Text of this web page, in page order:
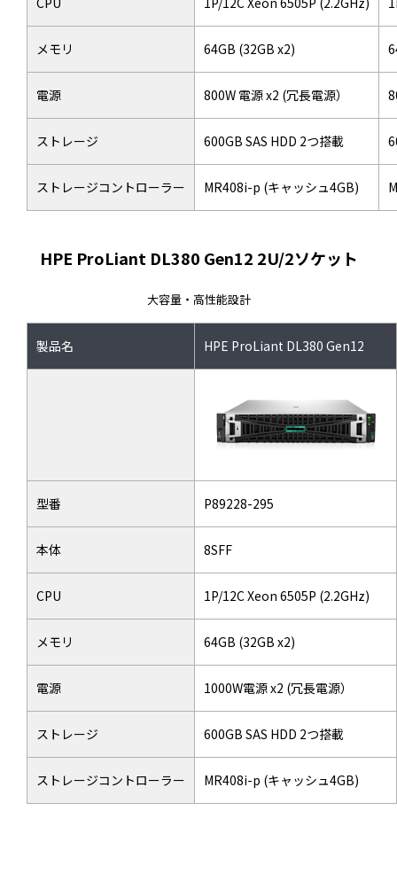
メモリ 64GB (32GB x2)
電源 800W 電源 x2 (冗長電源）
ストレージ 600GB SAS HDD 2つ搭載
ストレージコントローラー MR408i-p (キャッシュ4GB)
HPE ProLiant DL380 Gen12 2U/2ソケット
大容量・高性能設計
製品名 HPE ProLiant DL380 Gen12
型番 P89228-295
本体 8SFF
CPU 1P/12C Xeon 6505P (2.2GHz)
メモリ 64GB (32GB x2)
電源 1000W電源 x2 (冗長電源）
ストレージ 600GB SAS HDD 2つ搭載
ストレージコントローラー MR408i-p (キャッシュ4GB)